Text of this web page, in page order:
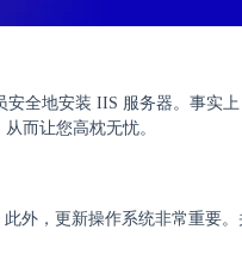
全地安装 IIS 服务器。事实
而让您高枕无忧。
外，更新操作系统非常重要